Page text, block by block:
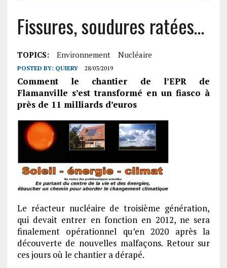
Fissures, soudures ratées…
TOPICS: Environnement Nucléaire
POSTED BY: QUIERY 28/03/2019
Comment le chantier de l’EPR de
Flamanville s’est transformé en un fiasco à
près de 11 milliards d’euros
Le réacteur nucléaire de troisième génération,
qui devait entrer en fonction en 2012, ne sera
finalement opérationnel qu’en 2020 après la
découverte de nouvelles malfaçons. Retour sur
ces jours où le chantier a dérapé.